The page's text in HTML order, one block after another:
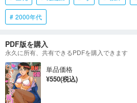
2000年代
PDF版を購入
永久に所有、共有できるPDFを購入できます
単品価格
¥550(税込)